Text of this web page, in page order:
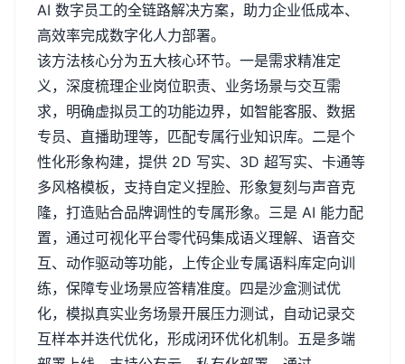
AI 数字员工的全链路解决方案，助力企业低成本、
高效率完成数字化人力部署。
该方法核心分为五大核心环节。一是需求精准定
义，深度梳理企业岗位职责、业务场景与交互需
求，明确虚拟员工的功能边界，如智能客服、数据
专员、直播助理等，匹配专属行业知识库。二是个
性化形象构建，提供 2D 写实、 3D 超写实、卡通等
多风格模板，支持自定义捏脸、形象复刻与声音克
隆，打造贴合品牌调性的专属形象。三是 AI 能力配
置，通过可视化平台零代码集成语义理解、语音交
互、动作驱动等功能，上传企业专属语料库定向训
练，保障专业场景应答精准度。四是沙盒测试优
化，模拟真实业务场景开展压力测试，自动记录交
互样本并迭代优化，形成闭环优化机制。五是多端